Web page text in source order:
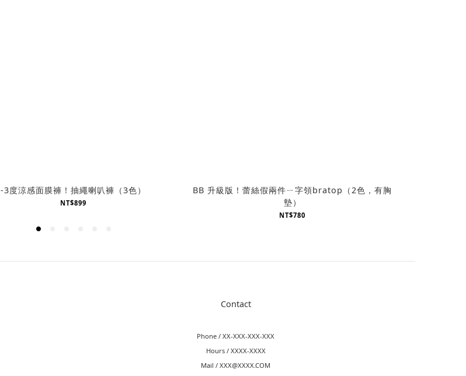
-3度涼感面膜褲！抽繩喇叭褲（3色）
NT$899
BB 升級版！蕾絲假兩件ㄧ字領bratop（2色，有胸
墊）
NT$780
Contact
Phone / XX-XXX-XXX-XXX
Hours / XXXX-XXXX
Mail / XXX@XXXX.COM